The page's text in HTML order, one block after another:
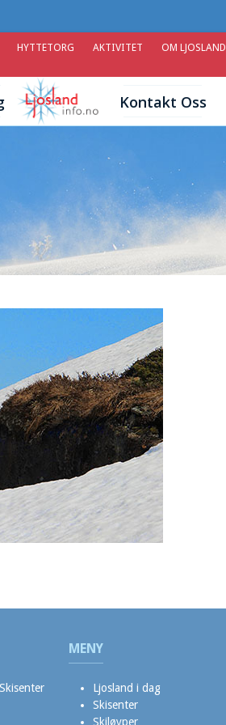
HYTTETORG AKTIVITET OM LJOSLAND
Kontakt Oss
MENY
Ljosland i dag
Skisenter
Skiløyper